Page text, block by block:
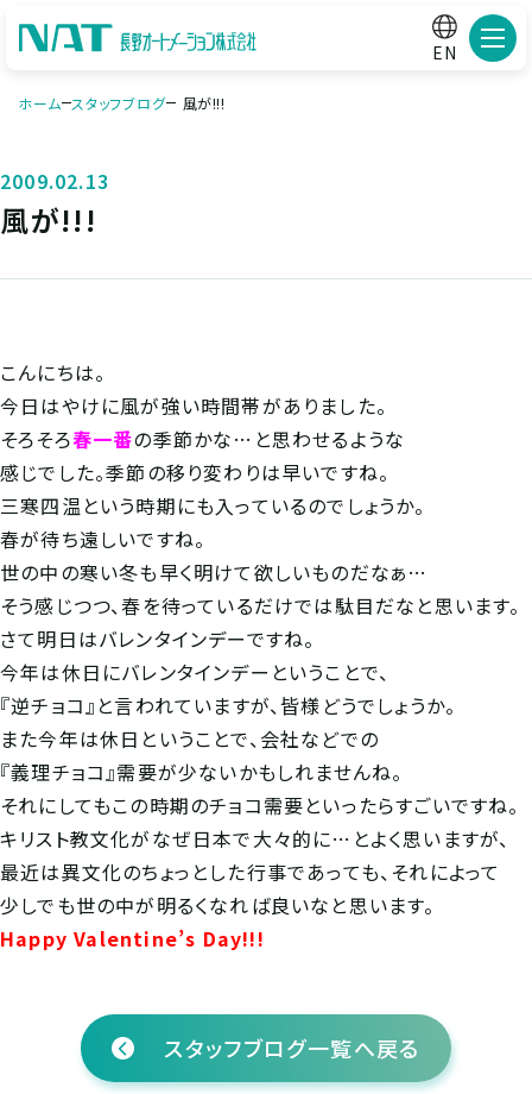
EN メニ
ホーム スタッフブログ 風が!!!
2009.02.13
風が!!!
こんにちは。
今日はやけに風が強い時間帯がありました。
そろそろ春一番の季節かな…と思わせるような
感じでした。季節の移り変わりは早いですね。
三寒四温という時期にも入っているのでしょうか。
春が待ち遠しいですね。
世の中の寒い冬も早く明けて欲しいものだなぁ…
そう感じつつ、春を待っているだけでは駄目だなと思います。
さて明日はバレンタインデーですね。
今年は休日にバレンタインデーということで、
『逆チョコ』と言われていますが、皆様どうでしょうか。
また今年は休日ということで、会社などでの
『義理チョコ』需要が少ないかもしれませんね。
それにしてもこの時期のチョコ需要といったらすごいですね。
キリスト教文化がなぜ日本で大々的に…とよく思いますが、
最近は異文化のちょっとした行事であっても、それによって
少しでも世の中が明るくなれば良いなと思います。
Happy Valentine’s Day!!!
スタッフブログ一覧へ戻る